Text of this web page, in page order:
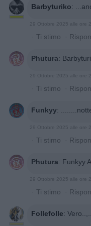
Barbyturiko:
29 Ottobre 2025 alle ore
· Ti stimo ·
Phutura:
29 Ottobre 2025 alle ore
· Ti stimo ·
Funkyy:
29 Ottobre 2025 alle ore
· Ti stimo ·
Phutura: Funkyy
29 Ottobre 2025 alle ore
· Ti stimo ·
Follefolle: Vero..,..